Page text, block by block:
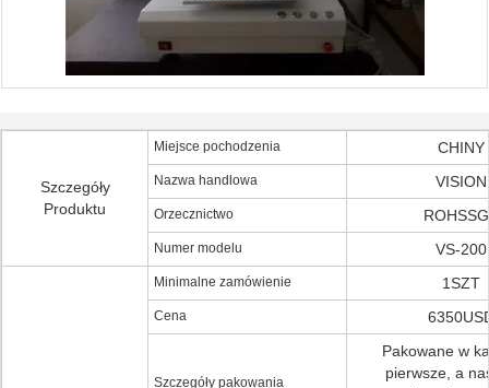
Szczegóły
Produktu
Miejsce pochodzenia CHINY
Nazwa handlowa VISION
Orzecznictwo
Numer modelu VS-200
Minimalne zamówienie 1SZT
Cena
Szczegóły pakowania
Pakowane w
pierwsze, a